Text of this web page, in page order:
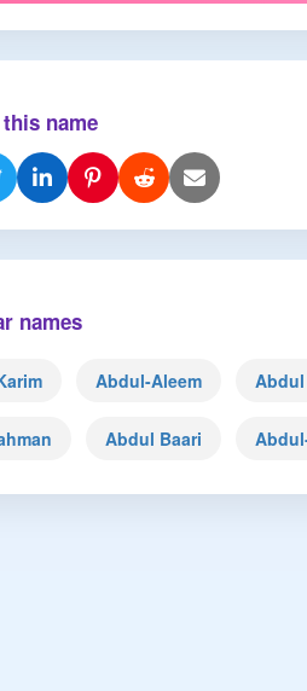
name
names
Abdul-Aleem
Abdul Baari